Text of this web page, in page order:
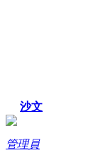
沙文
管理員